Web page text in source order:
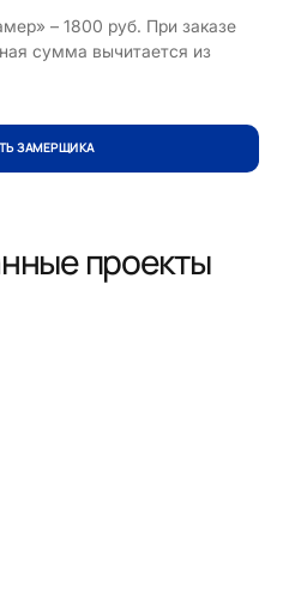
– 1800 руб. При заказе
сумма вычитается из
ЗАМЕРЩИКА
проекты